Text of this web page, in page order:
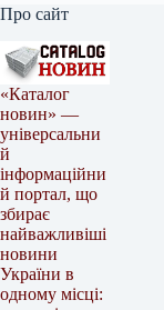
Про сайт
«Каталог
новин» —
універсальни
й
інформаційни
й портал, що
збирає
найважливіші
новини
України в
одному місці: